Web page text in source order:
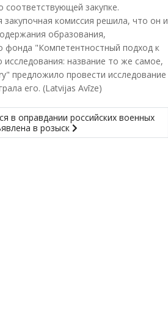
закупке.
комиссия решила, что он и
образования,
фонда "Компетентностный подход к
название то же самое,
предложило провести исследование
его. (Latvijas Avīze)
в оправдании российских военных
в розыск